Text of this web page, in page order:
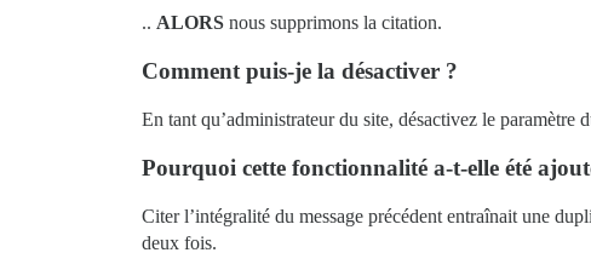
.. ALORS nous supprimons la citation.
Comment puis-je la désactiver ?
En tant qu’administrateur du site, désactivez le paramètre
Pourquoi cette fonctionnalité a-t-elle été
Citer l’intégralité du message précédent entraînait une
deux fois.